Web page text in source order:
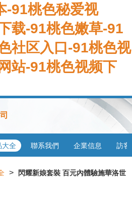
-91桃色秘爱视
载-91桃色嫩草-91
社区入口-91桃色视
站-91桃色视频下
大全 聯系我們 企業信息 訪客
>
閃耀新娘套裝 百元內體驗施華洛世